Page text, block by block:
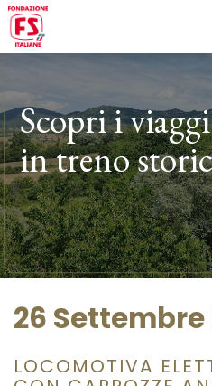
Scopri i viaggi
in treno
26 Settembre
LOCOMOTIVA